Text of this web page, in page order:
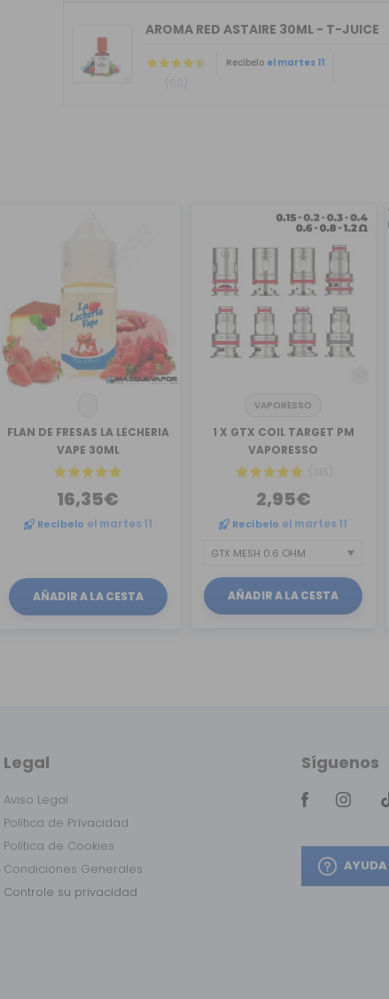
AROMA RED ASTAIRE 30ML - T-JUICE
(60)
Recíbelo el martes 11
FLAN DE FRESAS LA LECHERIA
VAPE 30ML
16,35€
Recíbelo el martes 11
AÑADIR A LA CESTA
VAPORESSO
1 X GTX COIL TARGET PM
VAPORESSO
(316)
2,95€
Recíbelo el martes 11
AÑADIR A LA CESTA
Legal
Aviso Legal
Política de Privacidad
Política de Cookies
Condiciones Generales
Controle su privacidad
Síguenos
AYUDA